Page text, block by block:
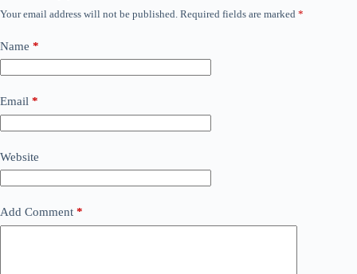
Your email address will not be published. Required fields are marked *
Name *
Email *
Website
Add Comment *